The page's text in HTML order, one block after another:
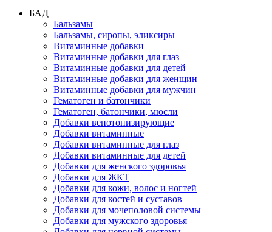
БАД
Бальзамы
Бальзамы, сиропы, эликсиры
Витаминные добавки
Витаминные добавки для глаз
Витаминные добавки для детей
Витаминные добавки для женщин
Витаминные добавки для мужчин
Гематоген и батончики
Гематоген, батончики, мюсли
Добавки венотонизирующие
Добавки витаминные
Добавки витаминные для глаз
Добавки витаминные для детей
Добавки для женского здоровья
Добавки для ЖКТ
Добавки для кожи, волос и ногтей
Добавки для костей и суставов
Добавки для мочеполовой системы
Добавки для мужского здоровья